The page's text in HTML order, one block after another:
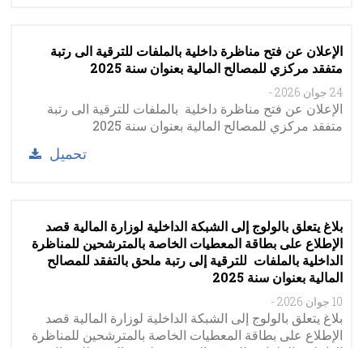
الإعلان عن فتح مناظرة داخلية بالملفات للترقية الى رتبة
متفقد مركزي للمصالح المالية بعنوان سنة 2025
24 جوان 2026 -
الإعلان عن فتح مناظرة داخلية بالملفات للترقية الى رتبة
متفقد مركزي للمصالح المالية بعنوان سنة 2025
تحميل
بلاغ يتعلق بالولوج إلى الشبكة الداخلية لوزارة المالية قصد
الإطلاع على بطاقة المعطيات الخاصة بالمترشحين للمناظرة
الداخلية بالملفات ﻟﻠﺘﺮﻗﻴﺔ إﻟﻰ ﺭﺗﺒﺔ ملحق بالتفقد للمصالح
المالية بعنوان سنة 2025
10 جوان 2026 -
بلاغ يتعلق بالولوج إلى الشبكة الداخلية لوزارة المالية قصد
الإطلاع على بطاقة المعطيات الخاصة بالمترشحين للمناظرة